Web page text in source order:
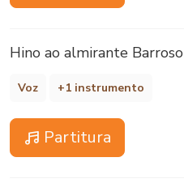
Hino ao almirante Barroso
Voz +1 instrumento
Partitura